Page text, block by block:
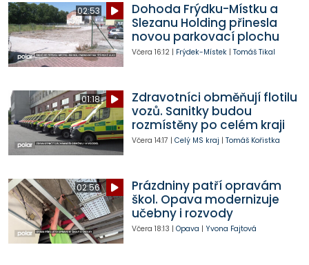
02:53
Dohoda Frýdku-Místku a
Slezanu Holding přinesla
novou parkovací plochu
Včera 16:12| Frýdek-Místek| Tomáš Tikal
01:18
Zdravotníci obměňují flotilu
vozů. Sanitky budou
rozmístěny po celém kraji
Včera 14:17 | Celý MS kraj | Tomáš Kořistka
02:56
Prázdniny patří opravám
škol. Opava modernizuje
učebny i rozvody
Včera 18:13 | Opava | Yvona Fajtová